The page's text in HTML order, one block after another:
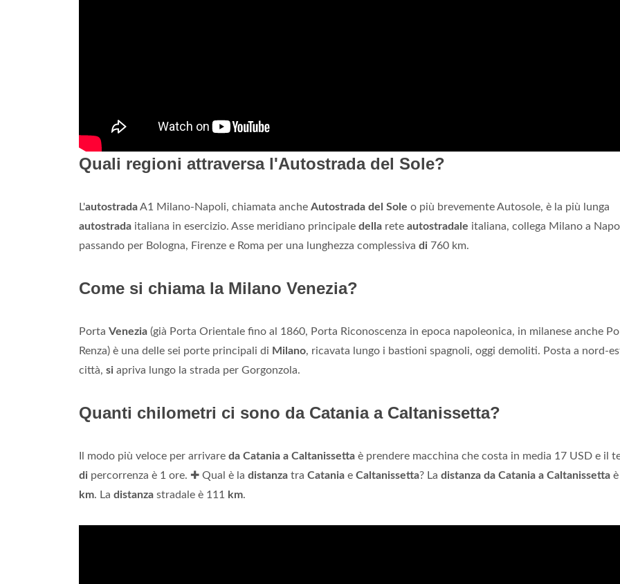
Quali regioni attraversa l'Autostrada del Sole?
L'autostradaA1 Milano-Napoli, chiamata anche Autostrada del Sole o più brevemente Autosole, è la più lunga
autostrada italiana in esercizio. Asse meridiano principale della rete autostradale italiana, collega Milano a
passando per Bologna, Firenze e Roma per una lunghezza complessiva di 760 km.
Come si chiama la Milano Venezia?
Porta Venezia (già Porta Orientale fino al 1860, Porta Riconoscenza in epoca napoleonica, in milanese anche
Renza) è una delle sei porte principali di Milano, ricavata lungo i bastioni spagnoli, oggi demoliti. Posta a nord-
città, si apriva lungo la strada per Gorgonzola.
Quanti chilometri ci sono da Catania a Caltanissetta?
Il modo più veloce per arrivare da Catania a Caltanissetta è prendere macchina che costa in media 17 USD e il
di percorrenza è 1 ore. ✚ Qual è la distanza tra Catania e Caltanissetta? La distanza da Catania a Caltanissetta
km. La distanza stradale è 111 km.